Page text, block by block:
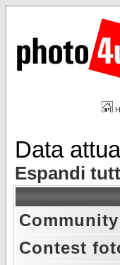
Data
Espandi
Community
Contest